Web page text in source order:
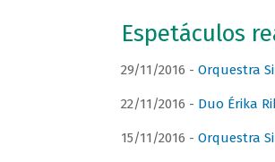
Espetáculos
29/11/2016 - Orquestra
22/11/2016 - Duo Érika
15/11/2016 - Orquestra